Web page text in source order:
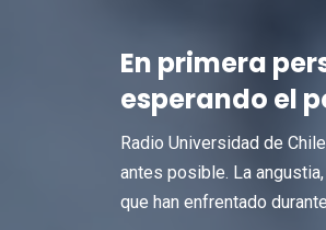
En primera
esperando el
Radio Universidad de
antes posible. La
que han enfrentado